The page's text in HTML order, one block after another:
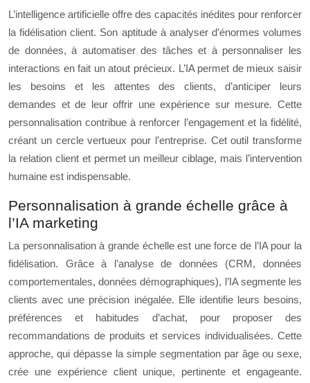
L’intelligence artificielle offre des capacités inédites pour renforcer
la fidélisation client. Son aptitude à analyser d’énormes volumes
de données, à automatiser des tâches et à personnaliser les
interactions en fait un atout précieux. L’IA permet de mieux saisir
les besoins et les attentes des clients, d’anticiper leurs
demandes et de leur offrir une expérience sur mesure. Cette
personnalisation contribue à renforcer l’engagement et la fidélité,
créant un cercle vertueux pour l’entreprise. Cet outil transforme
la relation client et permet un meilleur ciblage, mais l’intervention
humaine est indispensable.
Personnalisation à grande échelle grâce à
l’IA marketing
La personnalisation à grande échelle est une force de l’IA pour la
fidélisation. Grâce à l’analyse de données (CRM, données
comportementales, données démographiques), l’IA segmente les
clients avec une précision inégalée. Elle identifie leurs besoins,
préférences et habitudes d’achat, pour proposer des
recommandations de produits et services individualisées. Cette
approche, qui dépasse la simple segmentation par âge ou sexe,
crée une expérience client unique, pertinente et engageante.